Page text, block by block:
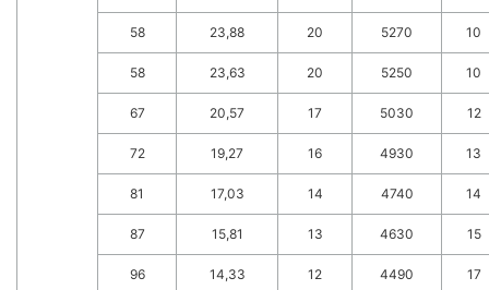
58 23,88 20 5270 10
58 23,63 20 5250 10
67 20,57 17 5030 12
72 19,27 16 4930 13
81 17,03 14 4740 14
87 15,81 13 4630 15
96 14,33 12 4490 17